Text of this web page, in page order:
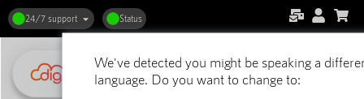
24/7 support Status
Hjem Støtte DirectAdmin webhosting
Generelt
Kan jeg hoste flere domænenavne/hjemmesider med webhosting hos Digi.hosting?
We've detected you might be speaking a
language. Do you want to change to: